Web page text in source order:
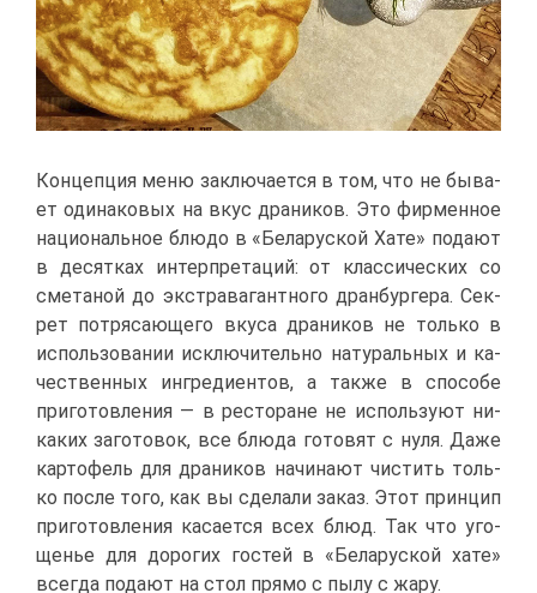
Кон­цеп­ция ме­ню за­клю­ча­ет­ся в том, что не бы­ва­
ет оди­на­ко­вых на вкус дра­ни­ков. Это фир­мен­ное
на­ци­о­наль­ное блю­до в «Бе­ла­рус­кой Ха­те» по­да­ют
в де­сят­ках ин­тер­пре­та­ций: от клас­си­че­ских со
сме­та­ной до экс­тра­ва­гант­но­го дран­бур­ге­ра. Сек­
рет по­тря­са­ю­ще­го вку­са дра­ни­ков не толь­ко в
ис­поль­зо­ва­нии ис­клю­чи­тель­но на­ту­раль­ных и ка­
че­ствен­ных ин­гре­ди­ен­тов, а та­к­же в спо­со­бе
при­го­тов­ле­ния — в ре­сто­ране не ис­поль­зу­ют ни­
ка­ких за­го­то­вок, все блю­да го­то­вят с ну­ля. Да­же
кар­то­фель для дра­ни­ков на­чи­на­ют чи­стить толь­
ко по­сле то­го, как вы сде­ла­ли за­каз. Этот прин­цип
при­го­тов­ле­ния ка­са­ет­ся всех блюд. Так что уго­
ще­нье для до­ро­гих го­стей в «Бе­ла­рус­кой ха­те»
все­гда по­да­ют на стол пря­мо с пы­лу с жа­ру.